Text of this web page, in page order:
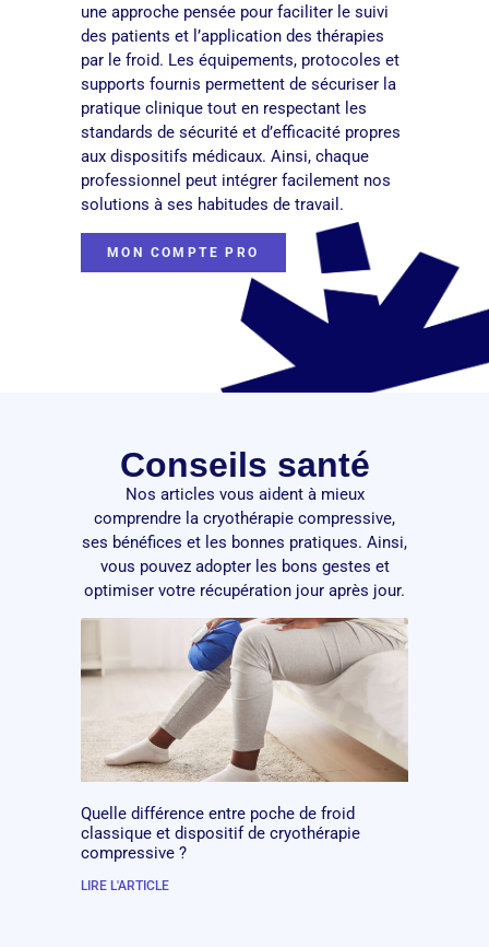
une approche pensée pour faciliter le suivi
des patients et l’application des thérapies
par le froid. Les équipements, protocoles et
supports fournis permettent de sécuriser la
pratique clinique tout en respectant les
standards de sécurité et d’efficacité propres
aux dispositifs médicaux. Ainsi, chaque
professionnel peut intégrer facilement nos
solutions à ses habitudes de travail.
MON COMPTE PRO
Conseils santé
Nos articles vous aident à mieux
comprendre la cryothérapie compressive,
ses bénéfices et les bonnes pratiques. Ainsi,
vous pouvez adopter les bons gestes et
optimiser votre récupération jour après jour.
Quelle différence entre poche de froid
classique et dispositif de cryothérapie
compressive ?
LIRE L'ARTICLE